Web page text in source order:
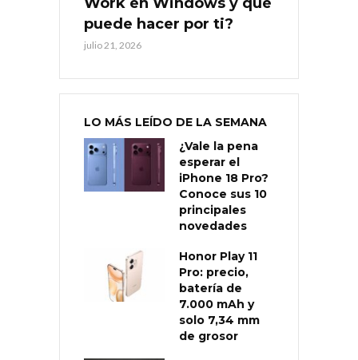
puede hacer por ti?
julio 21, 2026
LO MÁS LEÍDO DE LA SEMANA
¿Vale la pena
esperar el
iPhone 18 Pro?
Conoce sus 10
principales
novedades
Honor Play 11
Pro: precio,
batería de
7.000 mAh y
solo 7,34 mm
de grosor